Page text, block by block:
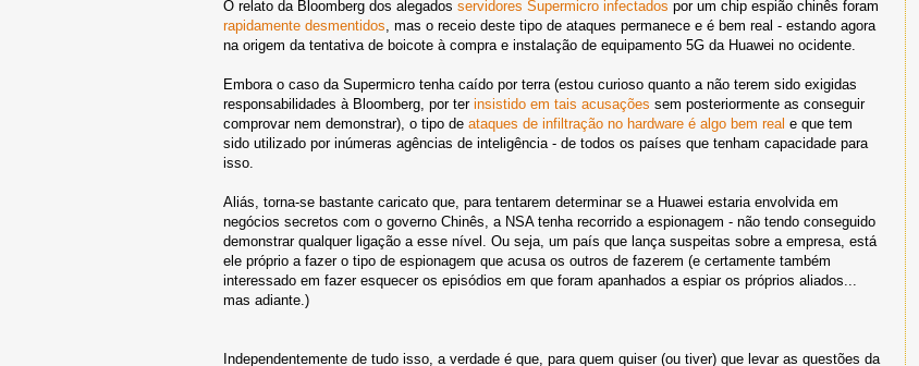
O relato da Bloomberg dos alegados servidores Supermicro infectados por um chip espião chinês foram
rapidamente desmentidos , mas o receio deste tipo de ataques permanece e é bem real - estando agora
na origem da tentativa de boicote à compra e instalação de equipamento 5G da Huawei no ocidente.
Embora o caso da Supermicro tenha caído por terra (estou curioso quanto a não terem sido exigidas
responsabilidades à Bloomberg, por ter insistido em tais acusações sem posteriormente as conseguir
comprovar nem demonstrar), o tipo de ataques de infiltração no hardware é algo bem real e que tem
sido utilizado por inúmeras agências de inteligência - de todos os países que tenham capacidade para
isso.
Aliás, torna-se bastante caricato que, para tentarem determinar se a Huawei estaria envolvida em
negócios secretos com o governo Chinês, a NSA tenha recorrido a espionagem - não tendo conseguido
demonstrar qualquer ligação a esse nível. Ou seja, um país que lança suspeitas sobre a empresa, está
ele próprio a fazer o tipo de espionagem que acusa os outros de fazerem (e certamente também
interessado em fazer esquecer os episódios em que foram apanhados a espiar os próprios aliados...
mas adiante.)
Independentemente de tudo isso, a verdade é que, para quem quiser (ou tiver) que levar as questões da